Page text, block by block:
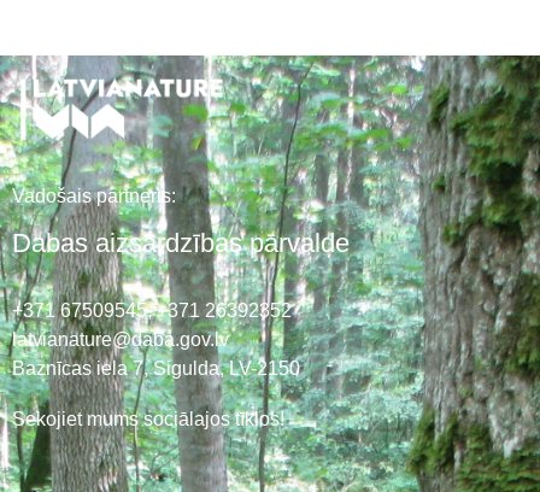
Vadošais partneris:
Dabas aizsardzības pārvalde
+371 67509545,+371 26392352
latvianature@daba.gov.lv
Baznīcas iela 7, Sigulda, LV-2150
Sekojiet mums sociālajos tīklos!